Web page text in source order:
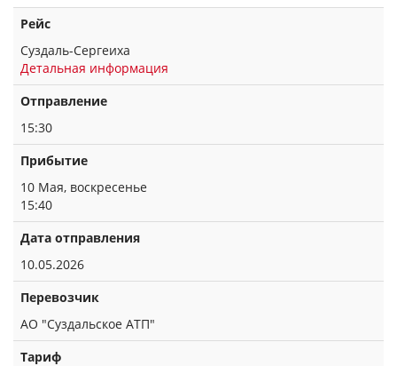
Рейс
Суздаль-Сергеиха
Детальная информация
Отправление
15:30
Прибытие
10 Мая, воскресенье
15:40
Дата отправления
10.05.2026
Перевозчик
АО "Суздальское АТП"
Тариф